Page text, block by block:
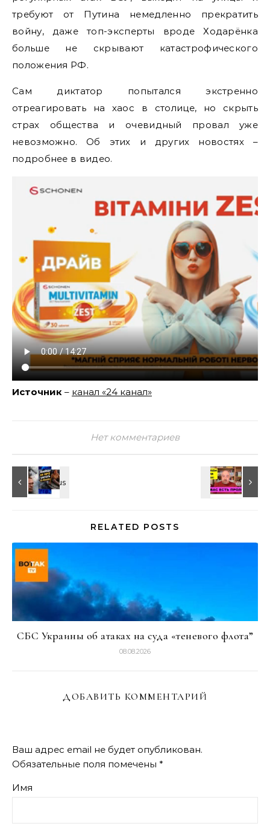
требуют от Путина немедленно прекратить
войну, даже топ-эксперты вроде Ходарёнка
больше не скрывают катастрофического
положения РФ.
Сам диктатор попытался экстренно
отреагировать на хаос в столице, но скрыть
страх общества и очевидный провал уже
невозможно. Об этих и других новостях –
подробнее в видео.
Источник – канал «24 канал»
Нет комментариев
RELATED POSTS
СБС Украины об атаках на суда «теневого флота”
08.08.2026
ДОБАВИТЬ КОММЕНТАРИЙ
Ваш адрес email не будет опубликован.
Обязательные поля помечены *
Имя